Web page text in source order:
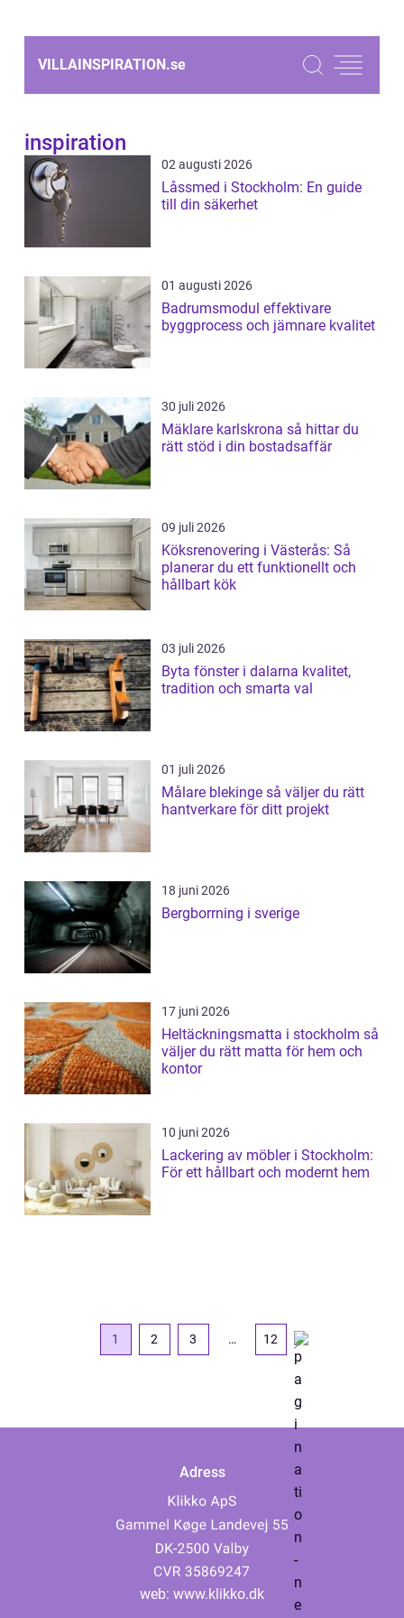
VILLAINSPIRATION.se
inspiration
02 augusti 2026
Låssmed i Stockholm: En guide
till din säkerhet
01 augusti 2026
Badrumsmodul effektivare
byggprocess och jämnare kvalitet
30 juli 2026
Mäklare karlskrona så hittar du
rätt stöd i din bostadsaffär
09 juli 2026
Köksrenovering i Västerås: Så
planerar du ett funktionellt och
hållbart kök
03 juli 2026
Byta fönster i dalarna kvalitet,
tradition och smarta val
01 juli 2026
Målare blekinge så väljer du rätt
hantverkare för ditt projekt
18 juni 2026
Bergborrning i sverige
17 juni 2026
Heltäckningsmatta i stockholm så
väljer du rätt matta för hem och
kontor
10 juni 2026
Lackering av möbler i Stockholm:
För ett hållbart och modernt hem
1 2 3 … 12
Adress
web: www.klikko.dk